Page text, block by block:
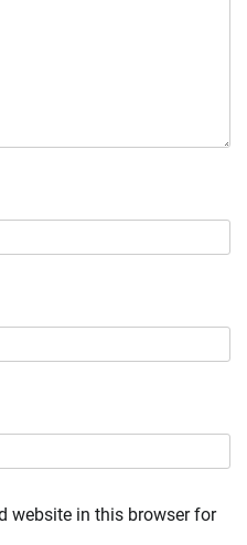
website in this browser for